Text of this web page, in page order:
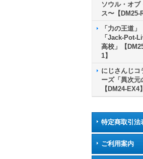
ソウル・オブ
ス〜【DM25-
「力の王道」
「Jack-Pot-
高校」【
1】
にじさんじコ
ーズ「異次元
【DM24-EX4】
特定商取引法
ご利用案内